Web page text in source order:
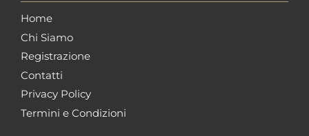
Home
Chi Siamo
Registrazione
Contatti
Privacy Policy
Termini e Condizioni